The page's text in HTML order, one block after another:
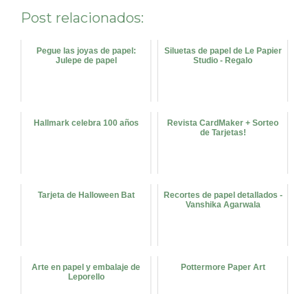
Post relacionados:
Pegue las joyas de papel:
Julepe de papel
Siluetas de papel de Le Papier
Studio - Regalo
Hallmark celebra 100 años
Revista CardMaker + Sorteo
de Tarjetas!
Tarjeta de Halloween Bat
Recortes de papel detallados -
Vanshika Agarwala
Arte en papel y embalaje de
Leporello
Pottermore Paper Art